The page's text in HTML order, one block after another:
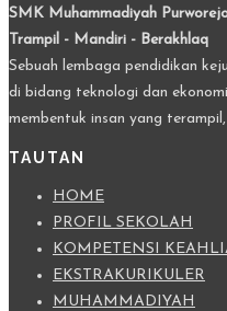
SMK Muhammadiyah
Trampil - Mandiri - Berakhlaq
Sebuah lembaga pendidikan
di bidang teknologi dan
membentuk insan yang
TAUTAN
HOME
PROFIL SEKOLAH
KOMPETENSI
EKSTRAKURIKULER
MUHAMMADIYAH